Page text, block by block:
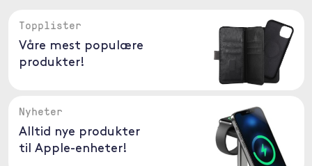
Topplister
Våre mest populære
produkter!
Nyheter
Alltid nye produkter
til Apple-enheter!